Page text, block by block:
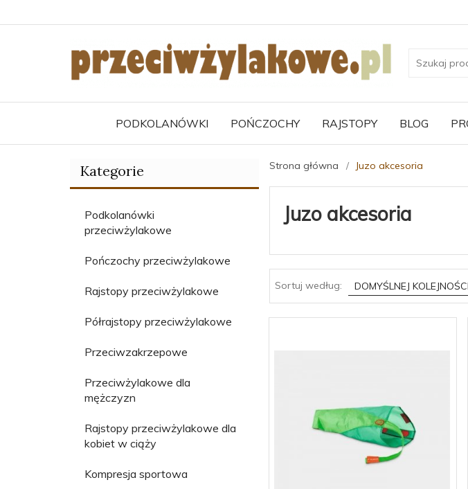
PODKOLANÓWKI POŃCZOCHY RAJSTOPY BLOG
Kategorie
Podkolanówki
przeciwżylakowe
Pończochy przeciwżylakowe
Rajstopy przeciwżylakowe
Półrajstopy przeciwżylakowe
Przeciwzakrzepowe
Przeciwżylakowe dla
mężczyzn
Rajstopy przeciwżylakowe dla
kobiet w ciąży
Kompresja sportowa
Strona główna Juzo akcesoria
Juzo akcesoria
Sortuj według: sort